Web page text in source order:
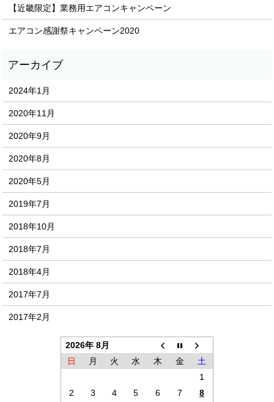
【近畿限定】業務用エアコンキャンペーン
エアコン感謝祭キャンペーン2020
2024年1月
2020年11月
2020年9月
2020年8月
2020年5月
2019年7月
2018年10月
2018年7月
2018年4月
2017年7月
2017年2月
2026年 8月
日
月 火 水 木 金
土
1
2
3 4 5 6 7
8